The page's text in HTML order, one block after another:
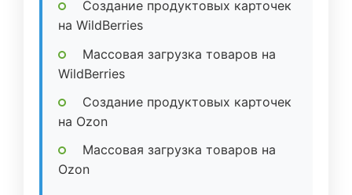
Создание продуктовых карточек
на WildBerries
Массовая загрузка товаров на
WildBerries
Создание продуктовых карточек
на Ozon
Массовая загрузка товаров на
Ozon